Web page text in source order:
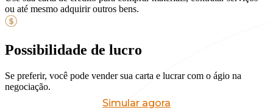
ou até mesmo adquirir outros bens.
Possibilidade de lucro
Se preferir, você pode vender sua carta e lucrar com o ágio na
negociação.
Simular agora